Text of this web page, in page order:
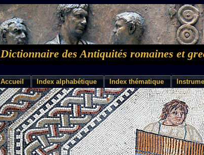
Dictionnaire des Antiquités romaines et
Accueil Index alphabétique Index thématique